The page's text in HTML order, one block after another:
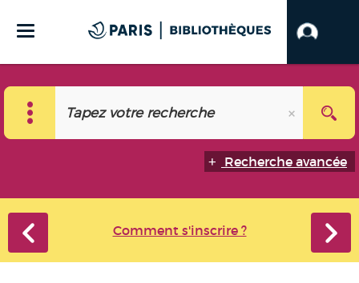
Recherche avancée
Comment s'inscrire ?